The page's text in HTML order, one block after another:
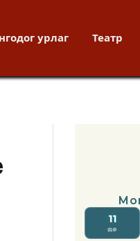
урлаг Театр